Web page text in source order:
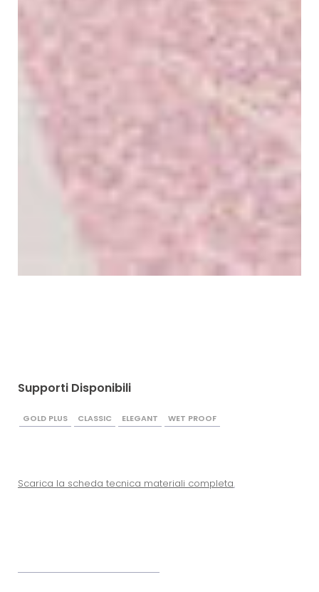
Supporti Disponibili
GOLD PLUS CLASSIC ELEGANT WET PROOF
Scarica la scheda tecnica materiali completa.